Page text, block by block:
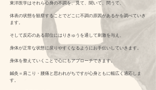
東洋医学はそれら心身の不調を、見て、聞いて、問うて、
体表の状態を観察することでどこに不調の原因があるかを調べていき
ます。
そして反応のある部位にはりきゅうを通して刺激を与え、
身体が正常な状態に戻りやすくなるようにお手伝いしていきます。
身体を整えていくことで心にもアプローチできます。
鍼灸＝肩こり・腰痛と思われがちですが心身ともに幅広く適応しま
す。